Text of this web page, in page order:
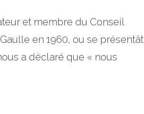
et membre du Conseil
en 1960, ou se présentât
a déclaré que « nous